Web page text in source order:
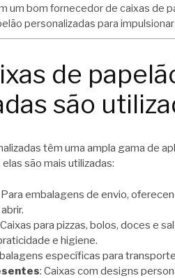
um bom fornecedor de caixas de
personalizadas para
de
são
têm uma ampla gama de
são mais utilizadas:
Para embalagens de envio,
para pizzas, bolos, doces e
e higiene.
específicas para
: Caixas com designs